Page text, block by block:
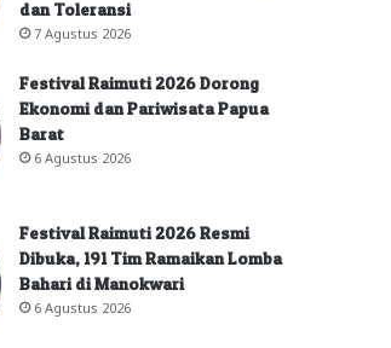
dan Toleransi
7 Agustus 2026
Festival Raimuti 2026 Dorong
Ekonomi dan Pariwisata Papua
Barat
6 Agustus 2026
Festival Raimuti 2026 Resmi
Dibuka, 191 Tim Ramaikan Lomba
Bahari di Manokwari
6 Agustus 2026